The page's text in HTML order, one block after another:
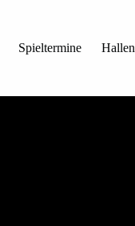
Spieltermine Hallen